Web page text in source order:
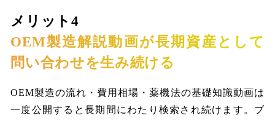
メリット4
OEM製造解説動画が長期資産として
問い合わせを生み続ける
OEM製造の流れ・費用相場・薬機法の基礎知識動画は
一度公開すると長期間にわたり検索され続けます。ブ